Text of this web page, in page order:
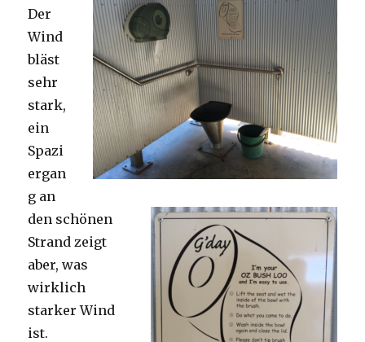
Der
Wind
bläst
sehr
stark,
ein
Spazi
ergan
g an
den schönen
Strand zeigt
aber, was
wirklich
starker Wind
ist.